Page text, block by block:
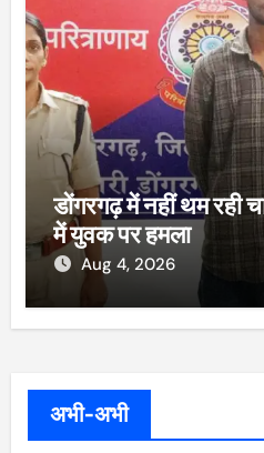
डोंगरगढ़ में नहीं थम रही
में युवक पर हमला
Aug 4, 2026
अभी-अभी